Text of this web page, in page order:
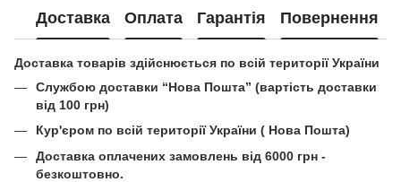
Доставка Оплата Гарантія Повернення
Доставка товарів здійснюється по всій території України
Службою доставки “Нова Пошта” (вартість доставки
від 100 грн)
Кур'єром по всій території України ( Нова Пошта)
Доставка оплачених замовлень від 6000 грн -
безкоштовно.